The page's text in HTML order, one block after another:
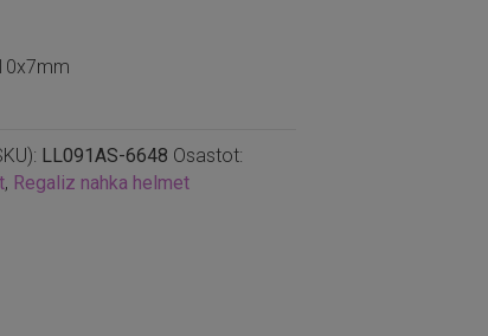
LL091AS-6648 Osastot:
, Regaliz nahka helmet